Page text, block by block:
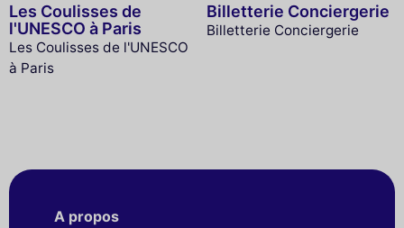
Les Coulisses de
l'UNESCO à Paris
Les Coulisses de l'UNESCO
à Paris
Billetterie Conciergerie
Billetterie Conciergerie
A propos